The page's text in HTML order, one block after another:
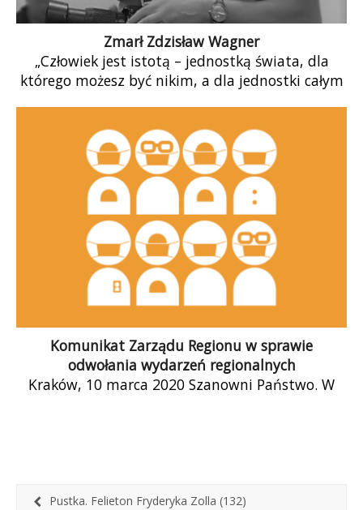
Zmarł Zdzisław Wagner
„Człowiek jest istotą – jednostką świata, dla
którego możesz być nikim, a dla jednostki całym
Komunikat Zarządu Regionu w sprawie
odwołania wydarzeń regionalnych
Kraków, 10 marca 2020 Szanowni Państwo. W
Pustka. Felieton Fryderyka Zolla (132)